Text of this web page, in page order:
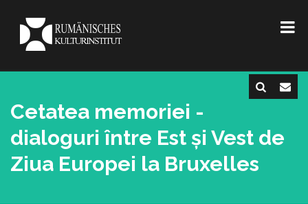
Cetatea memoriei -
dialoguri între Est și Vest de
Ziua Europei la Bruxelles